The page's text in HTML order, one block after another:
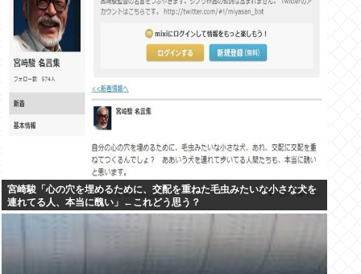
宮崎駿「心の穴を埋めるために、交配を重ねた毛虫みたいな小さな犬を
連れてる人、本当に醜い」←これどう思う？